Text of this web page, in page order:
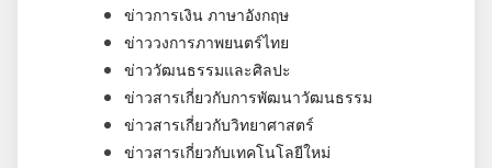
ข่าวการเงิน ภาษาอังกฤษ
ข่าววงการภาพยนตร์ไทย
ข่าววัฒนธรรมและศิลปะ
ข่าวสารเกี่ยวกับการพัฒนาวัฒนธรรม
ข่าวสารเกี่ยวกับวิทยาศาสตร์
ข่าวสารเกี่ยวกับเทคโนโลยีใหม่